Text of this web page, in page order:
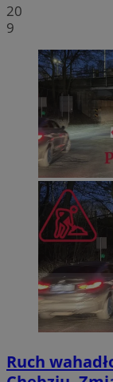
20
9
Ruch